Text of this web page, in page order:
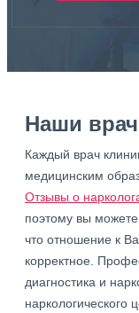
Наши
Каждый врач
медицинским
Отзывы о
поэтому вы
что отношение к
корректное.
диагностика и
наркологического